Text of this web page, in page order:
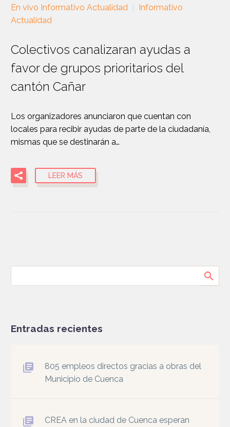
En vivo Informativo Actualidad
Informativo
Actualidad
Colectivos canalizaran ayudas a
favor de grupos prioritarios del
cantón Cañar
Los organizadores anunciaron que cuentan con
locales para recibir ayudas de parte de la ciudadanía,
mismas que se destinarán a…
LEER MÁS
Entradas recientes
805 empleos directos gracias a obras del
Municipio de Cuenca
CREA en la ciudad de Cuenca esperan